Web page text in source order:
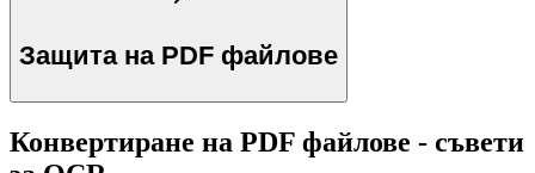
Защита на PDF файлове
Конвертиране на PDF файлове - съвети